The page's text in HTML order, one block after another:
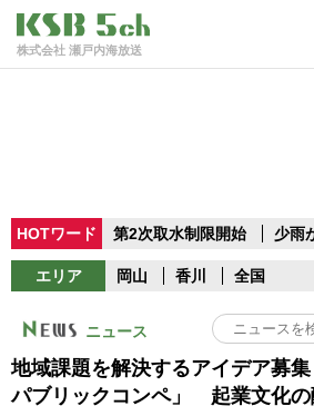
株式会社 瀬戸内海放送
HOTワード 第2次取水制限開始 少雨
エリア 岡山 香川 全国
ニュース
地域課題を解決するアイデア募
パブリックコンペ」 起業文化の